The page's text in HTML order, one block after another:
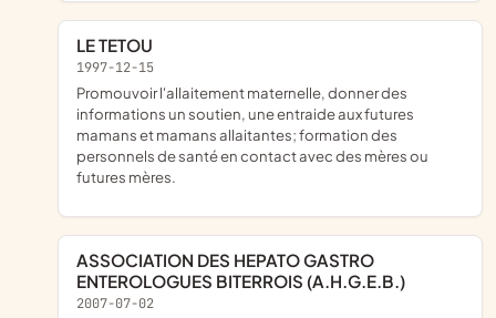
LE TETOU
1997-12-15
Promouvoir l'allaitement maternelle, donner des
informations un soutien, une entraide aux futures
mamans et mamans allaitantes; formation des
personnels de santé en contact avec des mères ou
futures mères.
ASSOCIATION DES HEPATO GASTRO
ENTEROLOGUES BITERROIS (A.H.G.E.B.)
2007-07-02